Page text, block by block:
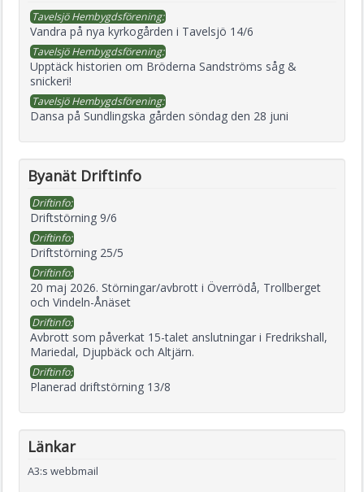
Tavelsjö Hembygdsförening:
Vandra på nya kyrkogården i Tavelsjö 14/6
Tavelsjö Hembygdsförening:
Upptäck historien om Bröderna Sandströms såg &
snickeri!
Tavelsjö Hembygdsförening:
Dansa på Sundlingska gården söndag den 28 juni
Byanät Driftinfo
Driftinfo:
Driftstörning 9/6
Driftinfo:
Driftstörning 25/5
Driftinfo:
20 maj 2026. Störningar/avbrott i Överrödå, Trollberget
och Vindeln-Ånäset
Driftinfo:
Avbrott som påverkat 15-talet anslutningar i Fredrikshall,
Mariedal, Djupbäck och Altjärn.
Driftinfo:
Planerad driftstörning 13/8
Länkar
A3:s webbmail